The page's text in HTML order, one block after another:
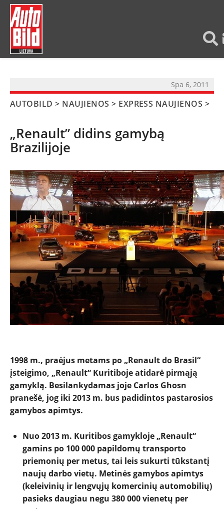
NAUJIENOS
TESTAI
NAUJI
NAUDOTI
Spa 6, 2011
AUTOBILD > NAUJIENOS > EXPRESS NAUJIENOS >
„Renault” didins gamybą
Brazilijoje
1998 m., praėjus metams po „Renault do Brasil“
įsteigimo, „Renault“ Kuritiboje atidarė pirmąją
gamyklą. Besilankydamas joje Carlos Ghosn
pranešė, jog iki 2013 m. bus padidintos pastarosios
gamybos apimtys.
Nuo 2013 m. Kuritibos gamykloje „Renault“
gamins po 100 000 papildomų transporto
priemonių per metus, tai leis sukurti tūkstantį
naujų darbo vietų. Metinės gamybos apimtys
(keleivinių ir lengvųjų komercinių automobilių)
pasieks daugiau negu 380 000 vienetų per